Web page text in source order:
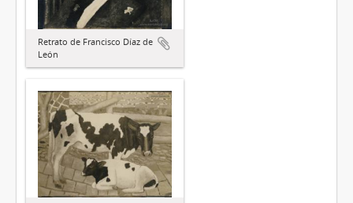
Retrato de Francisco Díaz de
León